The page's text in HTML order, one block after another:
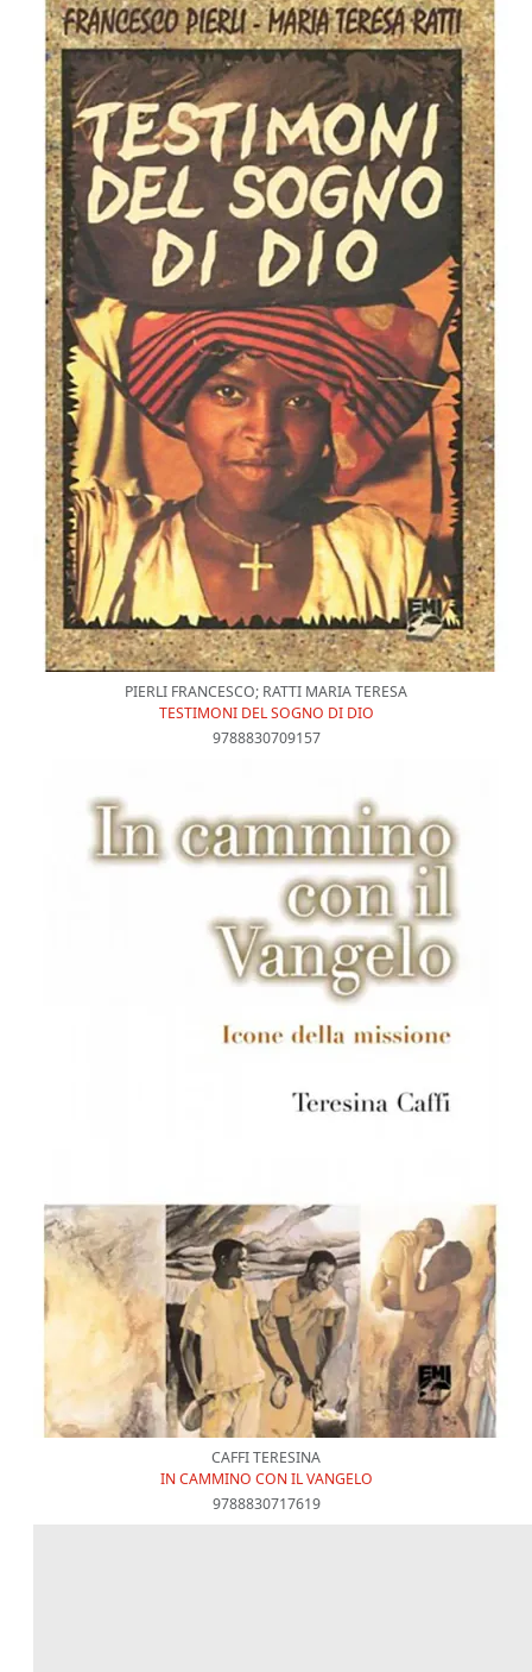
PIERLI FRANCESCO; RATTI MARIA TERESA
TESTIMONI DEL SOGNO DI DIO
9788830709157
CAFFI TERESINA
IN CAMMINO CON IL VANGELO
9788830717619